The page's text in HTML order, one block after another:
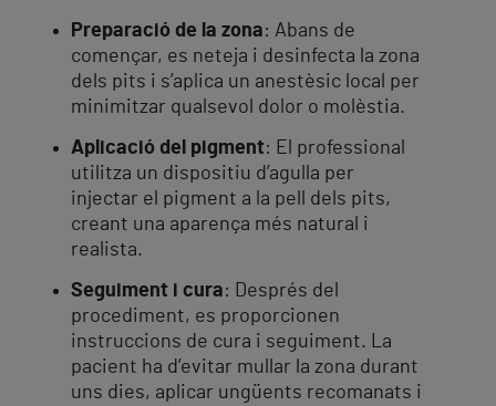
Preparació de la zona: Abans de
començar, es neteja i desinfecta la zona
dels pits i s’aplica un anestèsic local per
minimitzar qualsevol dolor o molèstia.
Aplicació del pigment: El professional
utilitza un dispositiu d’agulla per
injectar el pigment a la pell dels pits,
creant una aparença més natural i
realista.
Seguiment i cura: Després del
procediment, es proporcionen
instruccions de cura i seguiment. La
pacient ha d’evitar mullar la zona durant
uns dies, aplicar ungüents recomanats i